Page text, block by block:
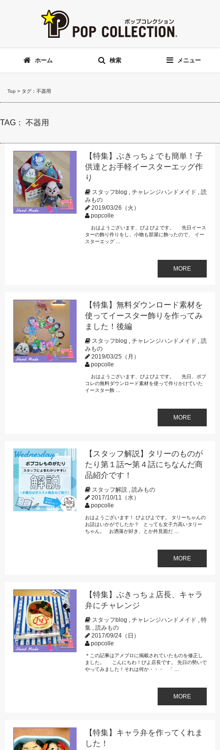
ホーム 検索 メニュー
Top > タグ：不器用
TAG： 不器用
【特集】ぶきっちょでも簡単！子
供達とお手軽イースターエッグ作
り
スタッフblog , チャレンジハンドメイド , 読
みもの
2019/03/26（火）
popcolle
おはようございます、びよびよです。 先日イース
ターの飾り作りをし、小物も部屋に飾ったので、 イー
スターエッグ ...
MORE
【特集】無料ダウンロード素材を
使ってイースター飾りを作ってみ
ました！後編
スタッフblog , チャレンジハンドメイド , 読
みもの
2019/03/25（月）
popcolle
おはようございます、びよびよです。 先日、ポプ
コレの無料ダウンロード素材を使って作りかけていた
イースター飾 ...
MORE
【スタッフ解説】タリーのものが
たり第１話〜第４話にちなんだ商
品紹介です！
スタッフ解説, 読みもの
2017/10/11（水）
popcolle
おはようございます！ びよびよです。 タリーちゃんの
お話はいかがでしたか？ とっても女子力高いタリー
ちゃん。 お洒落が好き、とか外見面だ ...
MORE
【特集】ぶきっちょ店長、キャラ
弁にチャレンジ
スタッフblog , チャレンジハンドメイド , 特
集, 読みもの
2017/09/24（日）
popcolle
＊この記事はアメブロに掲載されていたものを修正し
ました。 こんにちわ！びよ店長です。 先日の勢いで
やってみました！それは何か・・・ 「 ...
MORE
【特集】キャラ弁を作ってくれま
した！